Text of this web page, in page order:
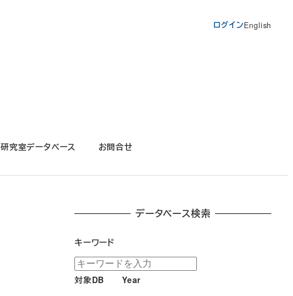
ログインEnglish
研究室データベース お問合せ
データベース検索
キーワード
対象DB Year